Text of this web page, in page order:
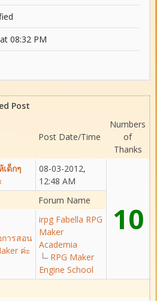
08:32 PM
Post
Post Date/Time
Numbers
of
Thanks
ด็กๆ
08-03-2012,
12:48 AM
10
Forum Name
การสอน
ค่ะ
irpg Fabella RPG
Maker
Academia
RPG Maker
Engine School